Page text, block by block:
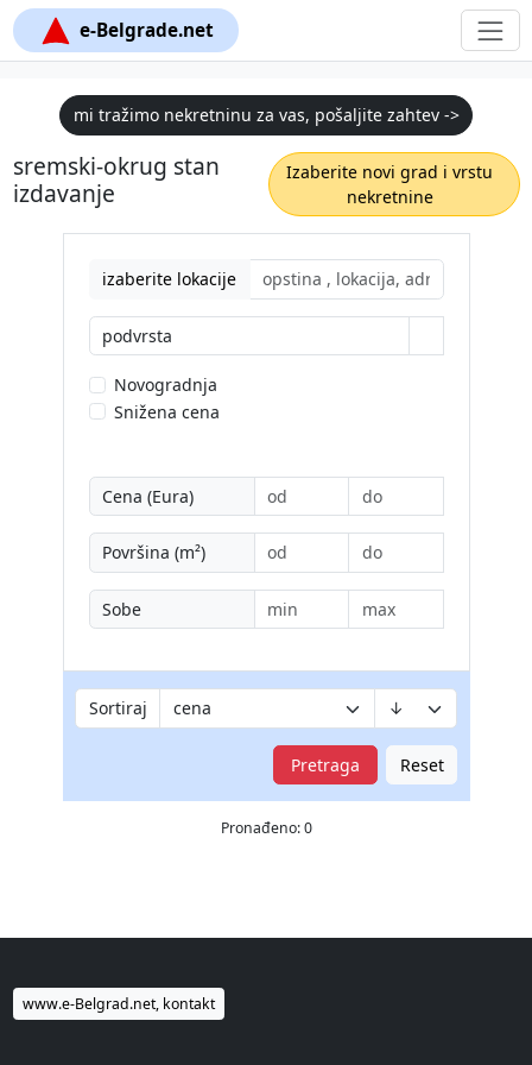
e-Belgrade.net
mi tražimo nekretninu za vas, pošaljite zahtev ->
sremski-okrug stan
izdavanje
Izaberite novi grad i vrstu
nekretnine
izaberite lokacije
podvrsta
Novogradnja
Snižena cena
Cena (Eura)
Površina (m²)
Sobe
Sortiraj
Pretraga Reset
Pronađeno: 0
www.e-Belgrad.net, kontakt